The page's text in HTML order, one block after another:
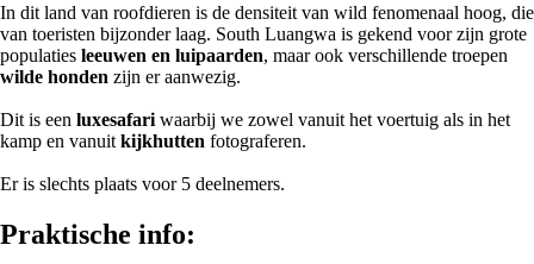
In dit land van roofdieren is de densiteit van wild fenomenaal hoog, die
van toeristen bijzonder laag. South Luangwa is gekend voor zijn grote
populaties leeuwen en luipaarden, maar ook verschillende troepen
wilde honden zijn er aanwezig.
Dit is een luxesafari waarbij we zowel vanuit het voertuig als in het
kamp en vanuit kijkhutten fotograferen.
Er is slechts plaats voor 5 deelnemers.
Praktische info: